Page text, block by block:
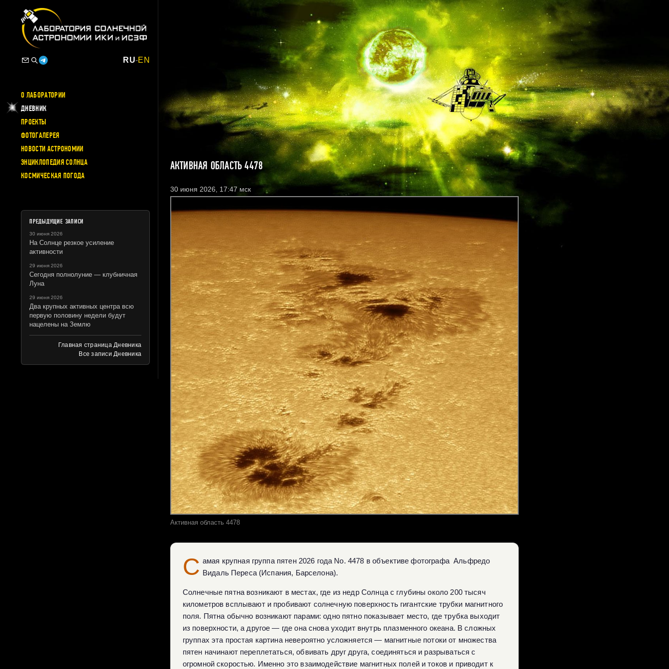
RU-EN
О ЛАБОРАТОРИИ
ДНЕВНИК
ПРОЕКТЫ
ФОТОГАЛЕРЕЯ
НОВОСТИ АСТРОНОМИИ
ЭНЦИКЛОПЕДИЯ СОЛНЦА
КОСМИЧЕСКАЯ ПОГОДА
ПРЕДЫДУЩИЕ ЗАПИСИ
30 июня 2026
На Солнце резкое усиление
активности
29 июня 2026
Сегодня полнолуние — клубничная
Луна
29 июня 2026
Два крупных активных центра всю
первую половину недели будут
нацелены на Землю
Главная страница Дневника
Все записи Дневника
АКТИВНАЯ ОБЛАСТЬ 4478
30 июня 2026, 17:47 мск
Активная область 4478
С амая крупная группа пятен 2026 года No. 4478 в объективе фотографа Альфредо
Видаль Переса (Испания, Барселона).
Солнечные пятна возникают в местах, где из недр Солнца с глубины около 200 тысяч
километров всплывают и пробивают солнечную поверхность гигантские трубки магнитного
поля. Пятна обычно возникают парами: одно пятно показывает место, где трубка выходит
из поверхности, а другое — где она снова уходит внутрь плазменного океана. В сложных
группах эта простая картина невероятно усложняется — магнитные потоки от множества
пятен начинают переплетаться, обвивать друг друга, соединяться и разрываться с
огромной скоростью. Именно это взаимодействие магнитных полей и токов и приводит к